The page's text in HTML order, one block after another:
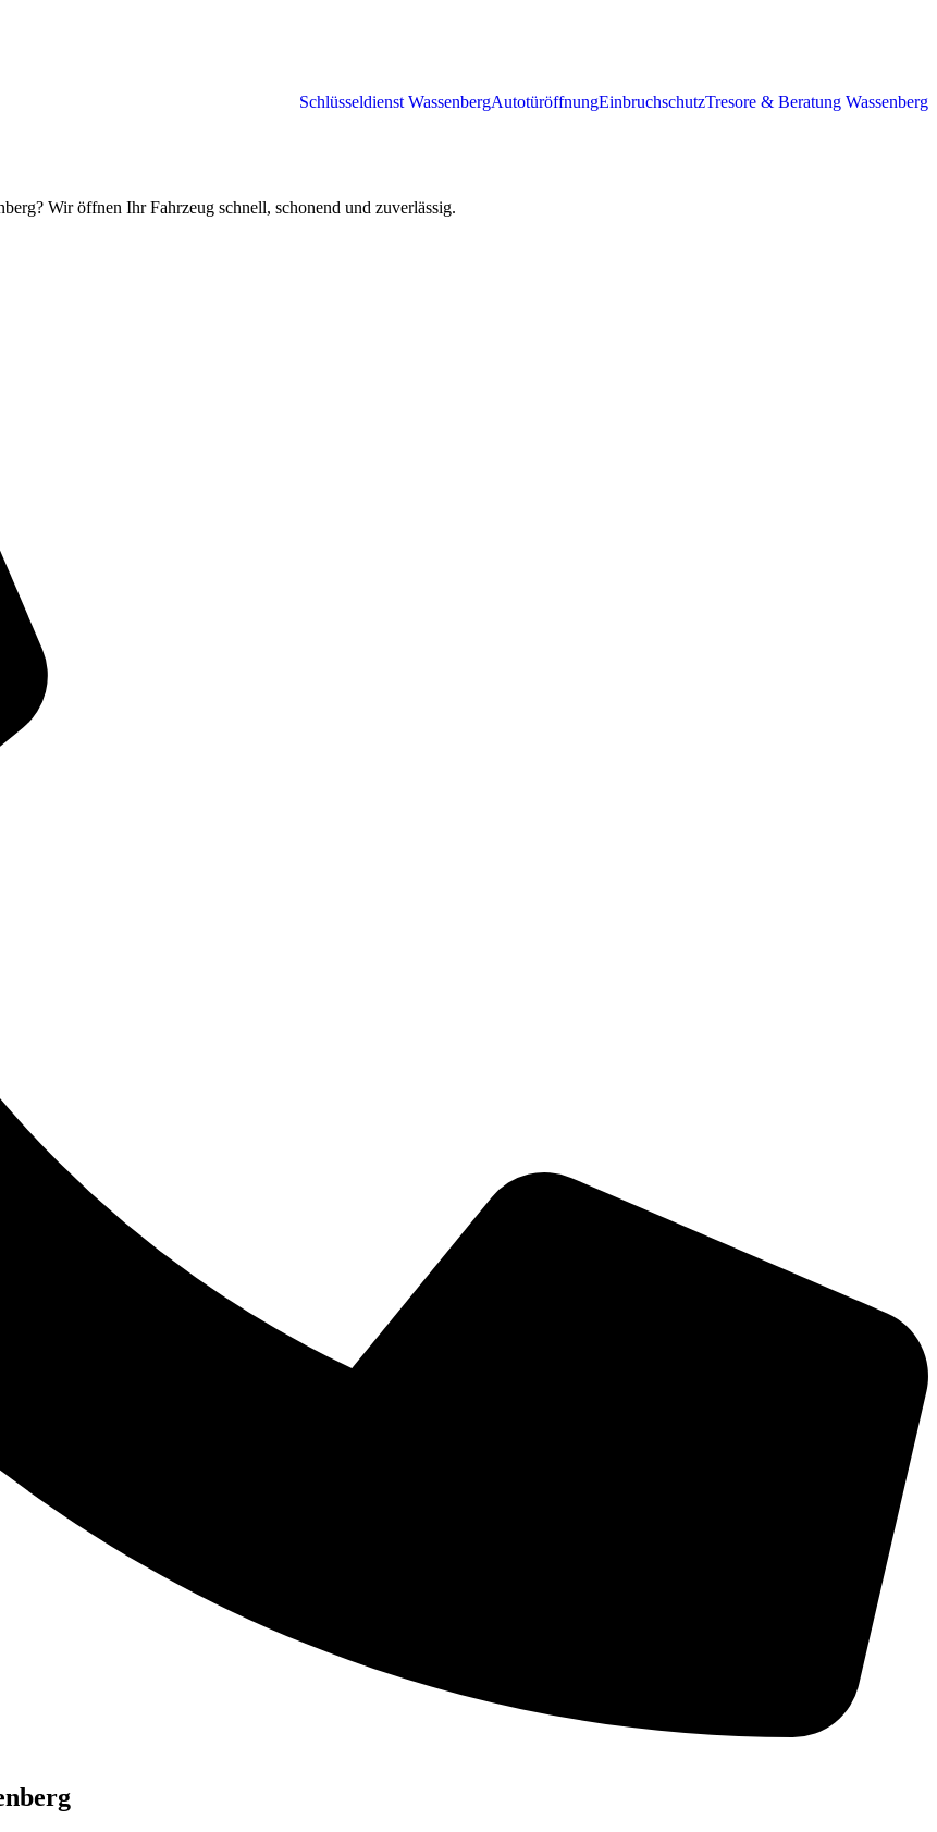
Schlüsseldienst WassenbergAutotüröffnungEinbruchschutzTresore & Beratung Wassenberg
Wir öffnen Ihr Fahrzeug schnell, schonend und zuverlässig.